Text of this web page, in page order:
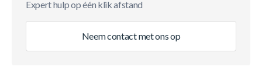
Expert hulp op één klik afstand
Neem contact met ons op